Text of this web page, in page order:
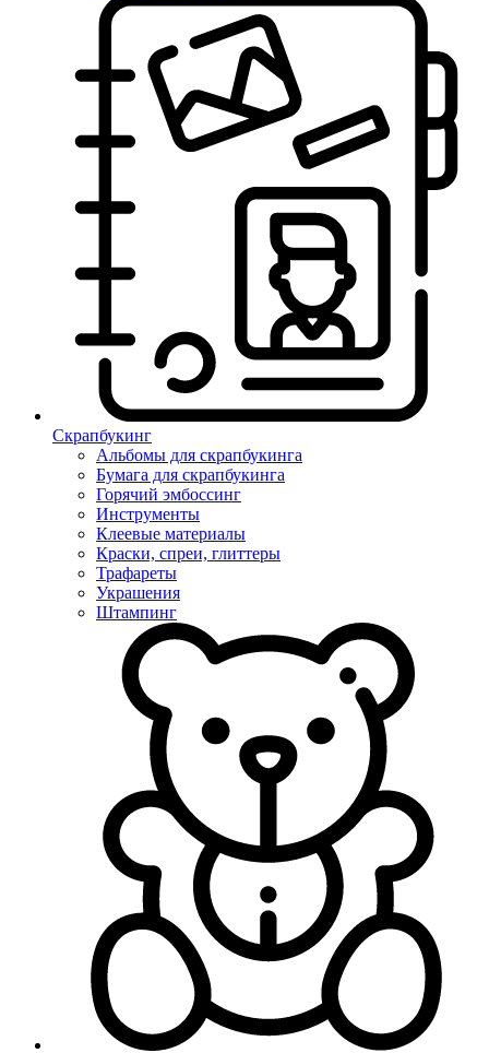
Скрапбукинг
Альбомы для скрапбукинга
Бумага для скрапбукинга
Горячий эмбоссинг
Инструменты
Клеевые материалы
Краски, спреи, глиттеры
Трафареты
Украшения
Штампинг